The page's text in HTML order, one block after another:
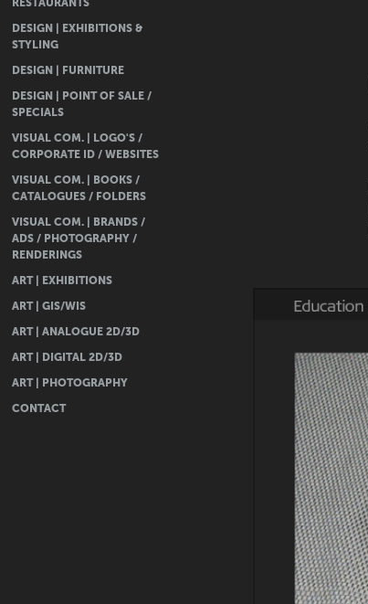
RESTAURANTS
DESIGN | EXHIBITIONS &
STYLING
DESIGN | FURNITURE
DESIGN | POINT OF SALE /
SPECIALS
VISUAL COM. | LOGO'S /
CORPORATE ID / WEBSITES
VISUAL COM. | BOOKS /
CATALOGUES / FOLDERS
VISUAL COM. | BRANDS /
ADS / PHOTOGRAPHY /
RENDERINGS
ART | EXHIBITIONS
ART | GIS/WIS
ART | ANALOGUE 2D/3D
ART | DIGITAL 2D/3D
ART | PHOTOGRAPHY
CONTACT